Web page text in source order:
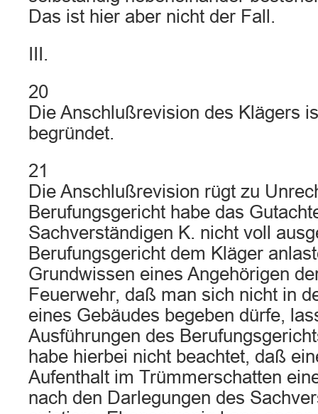
Das ist hier aber nicht der Fall.
III.
20
Die Anschlußrevision des Klägers
begründet.
21
Die Anschlußrevision rügt zu
Berufungsgericht habe das
Sachverständigen K. nicht voll
Berufungsgericht dem Kläger
Grundwissen eines Angehörigen
Feuerwehr, daß man sich nicht in
eines Gebäudes begeben dürfe,
Ausführungen des
habe hierbei nicht beachtet, daß
Aufenthalt im Trümmerschatten
nach den Darlegungen des